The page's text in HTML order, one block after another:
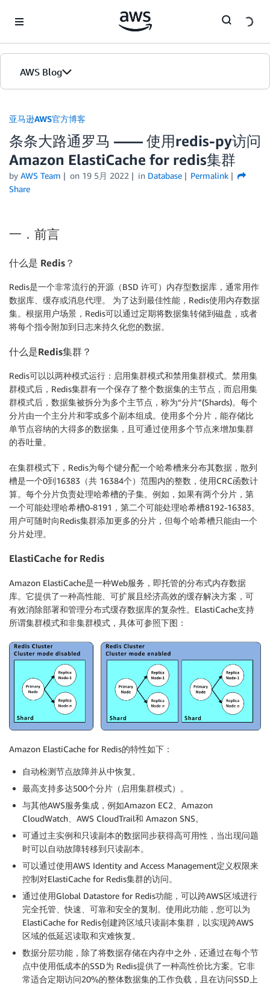
AWS Blog
首页
版本
亚马逊AWS官方博客
条条大路通罗马 —— 使用redis-py访问
Amazon ElastiCache for redis集群
by AWS Team on 19 5月 2022 in Database
Permalink
Share
一．前言
什么是 Redis ？
Redis是一个非常流行的开源（BSD 许可）内存型数据库，通常用作
数据库、缓存或消息代理。 为了达到最佳性能，Redis使用内存数据
集。根据用户场景，Redis可以通过定期将数据集转储到磁盘，或者
将每个指令附加到日志来持久化您的数据。
什么是Redis集群？
Redis可以以两种模式运行：启用集群模式和禁用集群模式。禁用集
群模式后，Redis集群有一个保存了整个数据集的主节点，而启用集
群模式后，数据集被拆分为多个主节点，称为“分片”(Shards)。每个
分片由一个主分片和零或多个副本组成。使用多个分片，能存储比
单节点容纳的大得多的数据集，且可通过使用多个节点来增加集群
的吞吐量。
在集群模式下，Redis为每个键分配一个哈希槽来分布其数据，散列
槽是一个0到16383（共 16384个）范围内的整数，使用CRC函数计
算。每个分片负责处理哈希槽的子集。例如，如果有两个分片，第
一个可能处理哈希槽0-8191，第二个可能处理哈希槽8192-16383。
用户可随时向Redis集群添加更多的分片，但每个哈希槽只能由一个
分片处理。
ElastiCache for Redis
Amazon ElastiCache是一种Web服务，即托管的分布式内存数据
库。它提供了一种高性能、可扩展且经济高效的缓存解决方案，可
有效消除部署和管理分布式缓存数据库的复杂性。ElastiCache支持
所谓集群模式和非集群模式，具体可参照下图：
Amazon ElastiCache for Redis的特性如下：
自动检测节点故障并从中恢复。
最高支持多达500个分片（启用集群模式）。
与其他AWS服务集成，例如Amazon EC2、Amazon
CloudWatch、AWS CloudTrail和 Amazon SNS。
可通过主实例和只读副本的数据同步获得高可用性，当出现问题
时可以自动故障转移到只读副本。
可以通过使用AWS Identity and Access Management定义权限来
控制对ElastiCache for Redis集群的访问。
通过使用Global Datastore for Redis功能，可以跨AWS区域进行
完全托管、快速、可靠和安全的复制。使用此功能，您可以为
ElastiCache for Redis创建跨区域只读副本集群，以实现跨AWS
区域的低延迟读取和灾难恢复。
数据分层功能，除了将数据存储在内存中之外，还通过在每个节
点中使用低成本的SSD为 Redis提供了一种高性价比方案。它非
常适合定期访问20%的整体数据集的工作负载，且在访问SSD上